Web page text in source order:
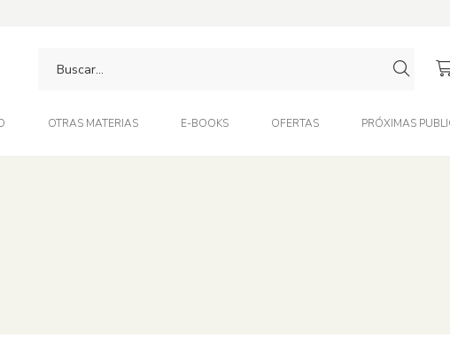
OTRAS MATERIAS E-BOOKS OFERTAS PRÓXIMAS